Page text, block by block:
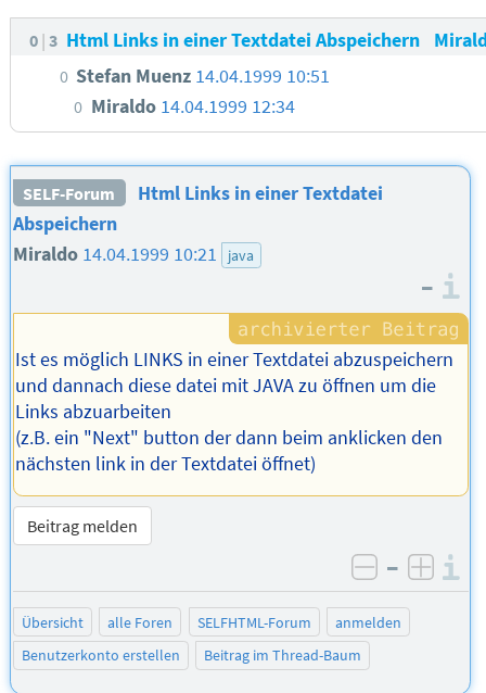
0 3 Html Links in einer Textdatei Abspeichern
0 Stefan Muenz 14.04.1999 10:51
0 Miraldo 14.04.1999 12:34
SELF-Forum
Html Links in einer Textdatei
Abspeichern
Miraldo 14.04.1999 10:21 java
–
Ist es möglich LINKS in einer Textdatei abzuspeichern
und dannach diese datei mit JAVA zu öffnen um die
Links abzuarbeiten
(z.B. ein "Next" button der dann beim anklicken den
nächsten link in der Textdatei öffnet)
Beitrag melden
negativ
–
Übersicht alle Foren SELFHTML-Forum
anmelden
Benutzerkonto erstellen
Beitrag im Thread-Baum